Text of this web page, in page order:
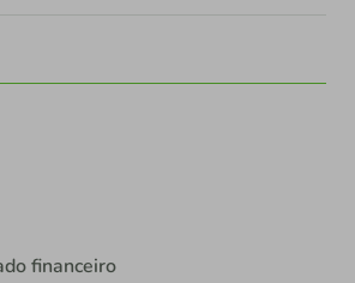
financeiro